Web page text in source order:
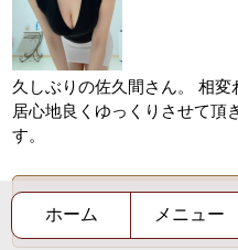
久しぶりの佐久間さん。 相
居心地良くゆっくりさせて頂
す。
久しぶりにお会いできて嬉
が合えばぜひゆっくりしに
ホーム メニュー